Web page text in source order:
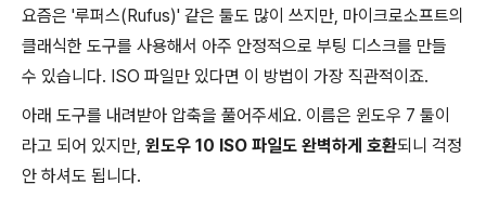
요즘은 '루퍼스(Rufus)' 같은 툴도 많이 쓰지만, 마이크로소프트의
클래식한 도구를 사용해서 아주 안정적으로 부팅 디스크를 만들
수 있습니다. ISO 파일만 있다면 이 방법이 가장 직관적이죠.
아래 도구를 내려받아 압축을 풀어주세요. 이름은 윈도우 7 툴이
라고 되어 있지만, 윈도우 10 ISO 파일도 완벽하게 호환되니 걱정
안 하셔도 됩니다.